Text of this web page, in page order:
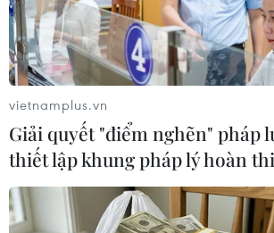
Phim Việt lần thứ tư ghi dấu ấn tại
chương trình chiếu phim mùa Hè ở
Berlin
10/08/2026 02:28
Pháp bắt giữ 4 nghi phạm trộm
hồ đắt tiền của du khách tại Saint-
Tropez
10/08/2026 01:09
vietnamplus.vn
Giải quyết "điểm nghẽn" pháp
thiết lập khung pháp lý hoàn